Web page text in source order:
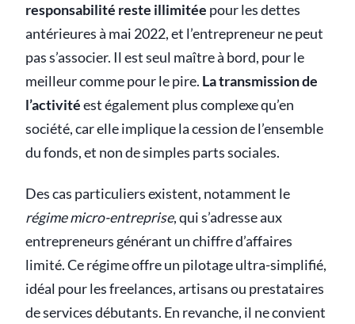
responsabilité reste illimitée pour les dettes
antérieures à mai 2022, et l’entrepreneur ne peut
pas s’associer. Il est seul maître à bord, pour le
meilleur comme pour le pire. La transmission de
l’activitéest également plus complexe qu’en
société, car elle implique la cession de l’ensemble
du fonds, et non de simples parts sociales.
Des cas particuliers existent, notamment le
régime micro-entreprise, qui s’adresse aux
entrepreneurs générant un chiffre d’affaires
limité. Ce régime offre un pilotage ultra-simplifié,
idéal pour les freelances, artisans ou prestataires
de services débutants. En revanche, il ne convient